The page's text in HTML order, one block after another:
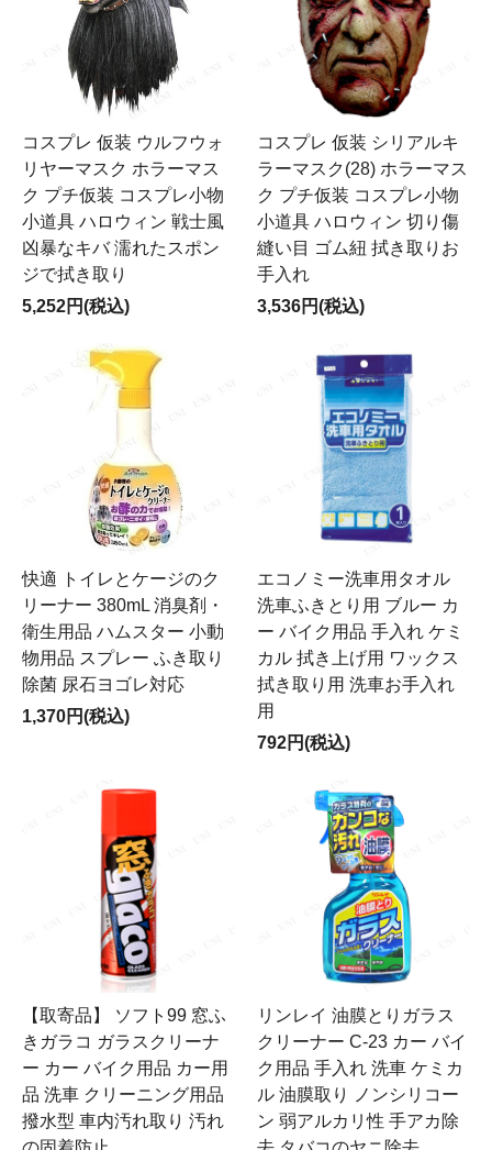
コスプレ 仮装 ウルフウォ
リヤーマスク ホラーマス
ク プチ仮装 コスプレ小物
小道具 ハロウィン 戦士風
凶暴なキバ 濡れたスポン
ジで拭き取り
5,252円(税込)
コスプレ 仮装 シリアルキ
ラーマスク(28) ホラーマス
ク プチ仮装 コスプレ小物
小道具 ハロウィン 切り傷
縫い目 ゴム紐 拭き取りお
手入れ
3,536円(税込)
快適 トイレとケージのク
リーナー 380mL 消臭剤・
衛生用品 ハムスター 小動
物用品 スプレー ふき取り
除菌 尿石ヨゴレ対応
1,370円(税込)
エコノミー洗車用タオル
洗車ふきとり用 ブルー カ
ー バイク用品 手入れ ケミ
カル 拭き上げ用 ワックス
拭き取り用 洗車お手入れ
用
792円(税込)
【取寄品】 ソフト99 窓ふ
きガラコ ガラスクリーナ
ー カー バイク用品 カー用
品 洗車 クリーニング用品
撥水型 車内汚れ取り 汚れ
リンレイ 油膜とりガラス
クリーナー C-23 カー バイ
ク用品 手入れ 洗車 ケミカ
ル 油膜取り ノンシリコー
ン 弱アルカリ性 手アカ除